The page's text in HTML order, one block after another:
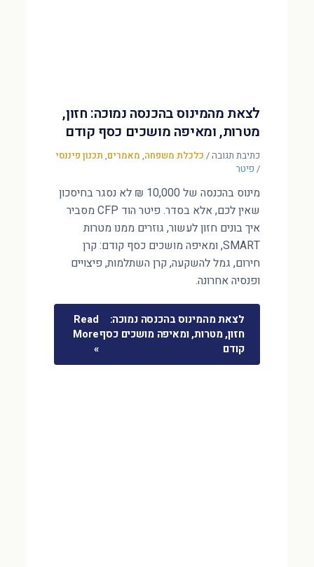
לצאת מהמינוס בהכנסה נמוכה: חזון,
מטרות, ומאיפה מושכים כסף קודם
כתיבת תגובה/ כלכלת משפחה, מאמרים, תכנון פיננסי
/ פיטר
מינוס בהכנסה של 10,000 ₪ לא נסגר בחיסכון
שאין לכם, אלא בסדר. פיטר הוד CFP מסביר
איך בונים חזון לעשור, גוזרים ממנו מטרות
SMART, ומאיפה מושכים כסף קודם: קרן
חירום, גמל להשקעה, קרן השתלמות, פיצויים
ופנסיה אחרונה.
לצאת מהמינוס בהכנסה נמוכה:
חזון, מטרות, ומאיפה מושכים כסף
קודם
Read
More
»